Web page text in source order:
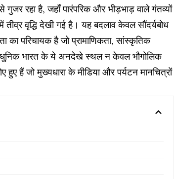
गुजर रहा है, जहाँ पारंपरिक और भीड़भाड़ वाले गंतव्यों
वृद्धि देखी गई है। यह बदलाव केवल सौंदर्यबोध
का परिचायक है जो प्रामाणिकता, सांस्कृतिक
आधुनिक भारत के ये अनदेखे स्थल न केवल भौगोलिक
हैं जो मुख्यधारा के मीडिया और पर्यटन मानचित्रों